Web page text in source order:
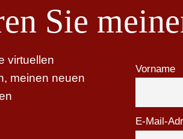
Sie
virtuellen
meinen neuen
Vorname
E-Mail-